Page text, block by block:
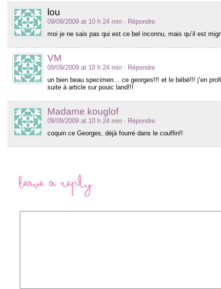
lou
09/09/2009 at 10 h 24 min · Répondre
moi je ne sais pas qui est ce bel inconnu, mais qu’il est
VM
09/09/2009 at 10 h 24 min · Répondre
un bien beau specimen… ce georges!!! et le bébé!!! j’en
suite à article sur pouic land!!!
Madame kouglof
09/09/2009 at 10 h 24 min · Répondre
coquin ce Georges, déjà fourré dans le couffin!!
Leave a Reply